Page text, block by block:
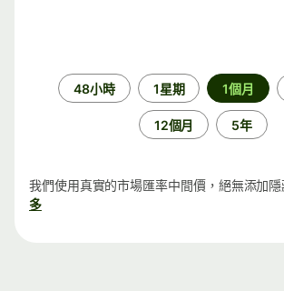
48小時 1星期 1個月
12個月 5年
我們使用真實的市場匯率中間價，絕無添加隱
多